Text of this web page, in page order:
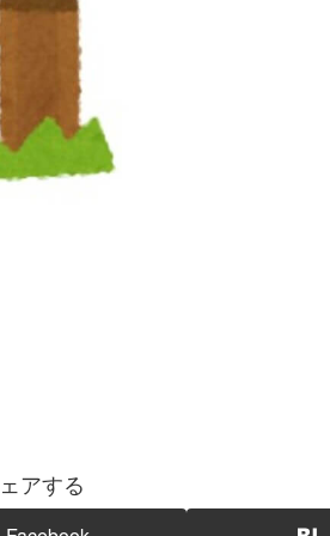
アする